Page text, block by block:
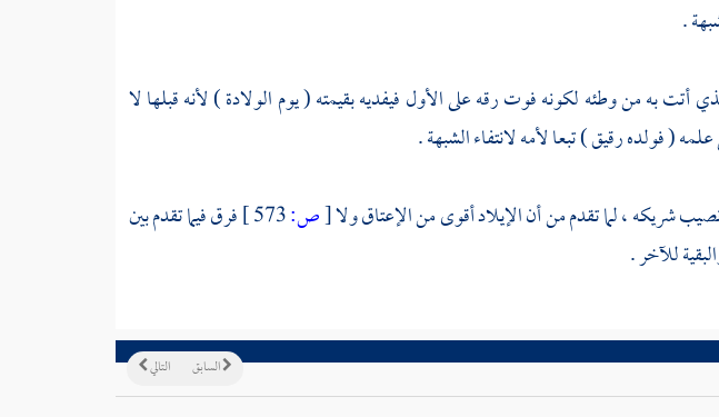
.
أتت به من وطئه لكونه فوت رقه على الأول فيفديه بقيمته ( يوم الولادة ) لأنه قبلها لا
( فولده رقيق ) تبعا لأمه لانتفاء الشبهة .
شريكه ، لما تقدم من أن الإيلاد أقوى من الإعتاق ولا[ص:
فرق فيما تقدم بين
للآخر .
التالي السابق